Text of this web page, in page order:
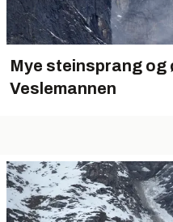
Mye steinsprang og
Veslemannen